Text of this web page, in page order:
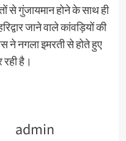
से गुंजायमान होने के साथ ही
जाने वाले कांवड़ियों की
ने नगला इमरती से होते हुए
रही है।
admin